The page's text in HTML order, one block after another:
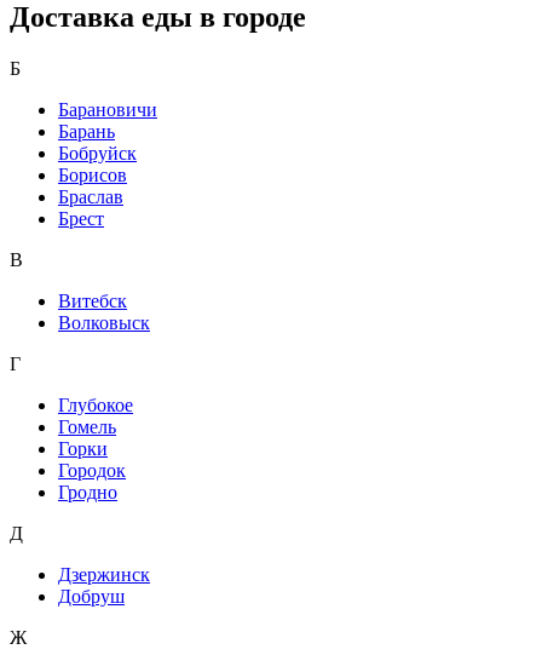
Доставка еды в городе
Б
Барановичи
Барань
Бобруйск
Борисов
Браслав
Брест
В
Витебск
Волковыск
Г
Глубокое
Гомель
Горки
Городок
Гродно
Д
Дзержинск
Добруш
Ж